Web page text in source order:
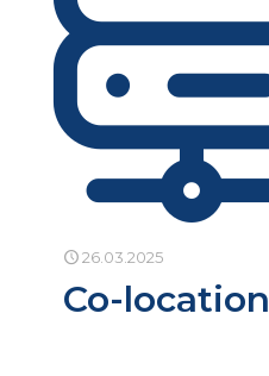
26.03.2025
Co-location